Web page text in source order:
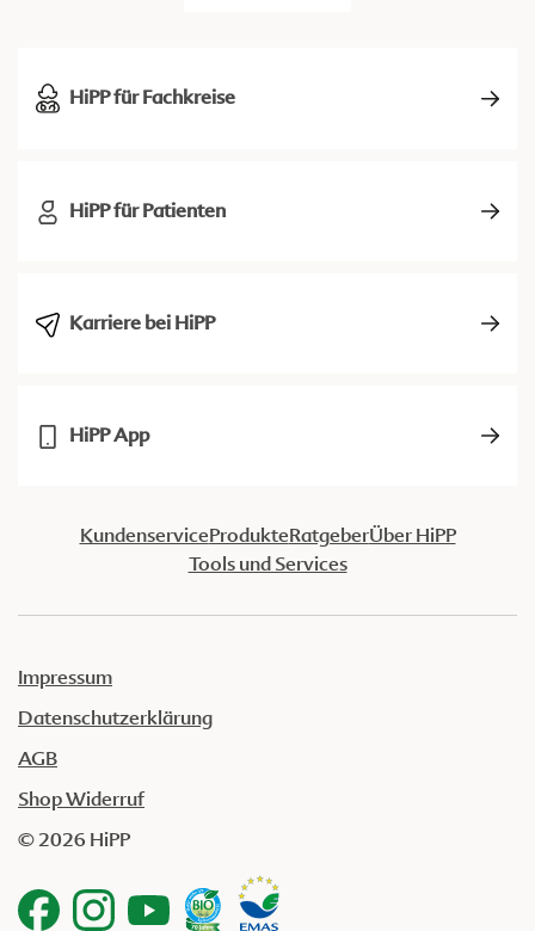
HiPP für Fachkreise
HiPP für Patienten
Karriere bei HiPP
HiPP App
KundenserviceProdukteRatgeberÜber HiPP
Tools und Services
Impressum
Datenschutzerklärung
AGB
Shop Widerruf
© 2026 HiPP